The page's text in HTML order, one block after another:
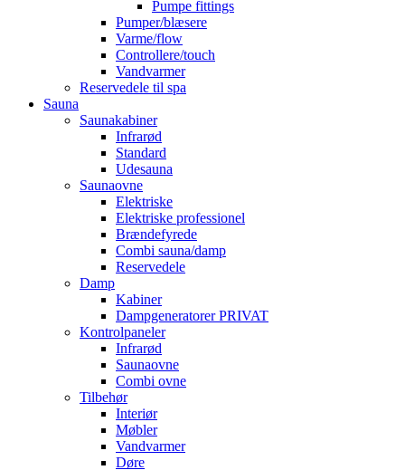
Pumpe fittings
Pumper/blæsere
Varme/flow
Controllere/touch
Vandvarmer
Reservedele til spa
Sauna
Saunakabiner
Infrarød
Standard
Udesauna
Saunaovne
Elektriske
Elektriske professionel
Brændefyrede
Combi sauna/damp
Reservedele
Damp
Kabiner
Dampgeneratorer PRIVAT
Kontrolpaneler
Infrarød
Saunaovne
Combi ovne
Tilbehør
Interiør
Møbler
Vandvarmer
Døre